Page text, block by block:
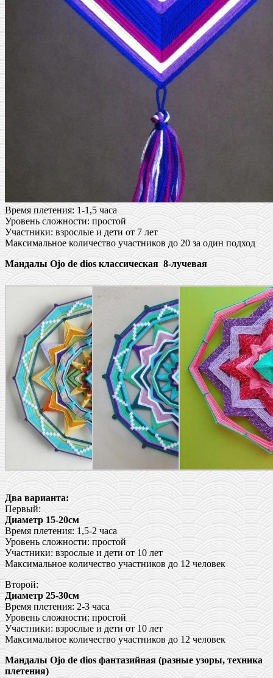
Время плетения: 1-1,5 часа
Уровень сложности: простой
Участники: взрослые и дети от 7 лет
Максимальное количество участников до 20 за один подход
Мандалы Ojo de dios классическая 8-лучевая
Два варианта:
Первый:
Диаметр 15-20см
Время плетения: 1,5-2 часа
Уровень сложности: простой
Участники: взрослые и дети от 10 лет
Максимальное количество участников до 12 человек
Второй:
Диаметр 25-30см
Время плетения: 2-3 часа
Уровень сложности: простой
Участники: взрослые и дети от 10 лет
Максимальное количество участников до 12 человек
Мандалы Ojo de dios фантазийная (разные узоры, техника
плетения)